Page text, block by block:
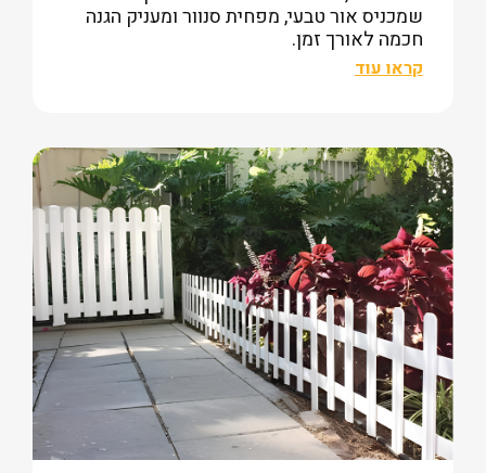
שמכניס אור טבעי, מפחית סנוור ומעניק הגנה
חכמה לאורך זמן.
קראו עוד